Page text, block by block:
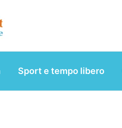
Sport e tempo libero